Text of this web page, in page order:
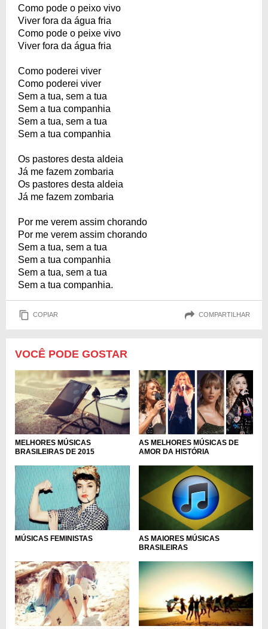
Como pode o peixo vivo
Viver fora da água fria
Como pode o peixe vivo
Viver fora da água fria
Como poderei viver
Como poderei viver
Sem a tua, sem a tua
Sem a tua companhia
Sem a tua, sem a tua
Sem a tua companhia
Os pastores desta aldeia
Já me fazem zombaria
Os pastores desta aldeia
Já me fazem zombaria
Por me verem assim chorando
Por me verem assim chorando
Sem a tua, sem a tua
Sem a tua companhia
Sem a tua, sem a tua
Sem a tua companhia.
COPIAR COMPARTILHAR
VOCÊ PODE GOSTAR
MELHORES MÚSICAS
BRASILEIRAS DE 2015
AS MELHORES MÚSICAS DE
AMOR DA HISTÓRIA
MÚSICAS FEMINISTAS
AS MAIORES MÚSICAS
BRASILEIRAS